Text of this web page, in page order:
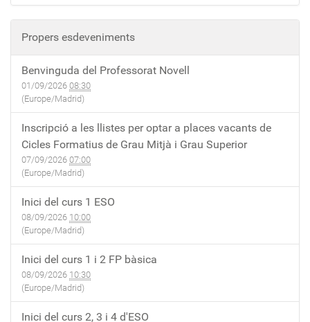
Propers esdeveniments
Benvinguda del Professorat Novell
01/09/2026 08:30
(Europe/Madrid)
Inscripció a les llistes per optar a places vacants de
Cicles Formatius de Grau Mitjà i Grau Superior
07/09/2026 07:00
(Europe/Madrid)
Inici del curs 1 ESO
08/09/2026 10:00
(Europe/Madrid)
Inici del curs 1 i 2 FP bàsica
08/09/2026 10:30
(Europe/Madrid)
Inici del curs 2, 3 i 4 d'ESO